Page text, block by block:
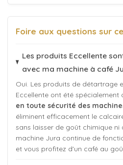
Foire aux questions sur
Les produits Eccellente
avec ma machine à café
Oui. Les produits de détartrage
Eccellente ont été spécialement
en toute sécurité des
éliminent efficacement le
sans laisser de goût chimique ni
machine Jura continue de
et vous profitez d'un café au